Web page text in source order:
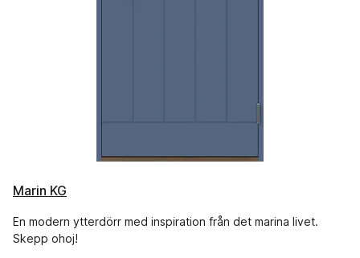
Marin KG
En modern ytterdörr med inspiration från det marina livet.
Skepp ohoj!